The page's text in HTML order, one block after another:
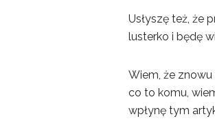
Usłyszę też, że
lusterko i będę
Wiem, że
co to komu,
wpłynę tym